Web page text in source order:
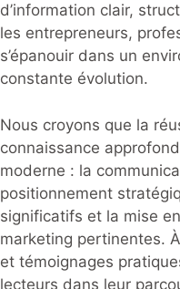
d’information clair,
les entrepreneurs,
s’épanouir dans un
constante évolution.
Nous croyons que la
connaissance
moderne : la
positionnement
significatifs et la mise
marketing pertinentes.
et témoignages
lecteurs dans leur